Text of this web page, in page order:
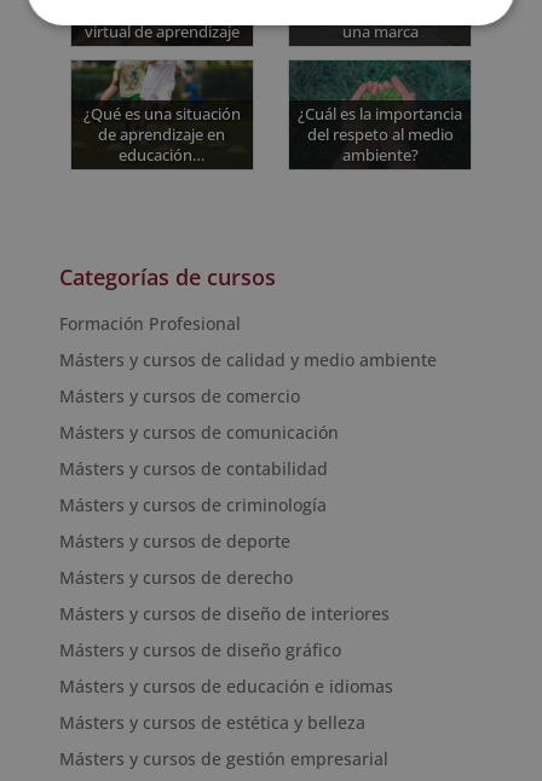
virtual de aprendizaje
una marca
¿Qué es una situación
de aprendizaje en
educación…
¿Cuál es la importancia
del respeto al medio
ambiente?
Categorías de cursos
Formación Profesional
Másters y cursos de calidad y medio ambiente
Másters y cursos de comercio
Másters y cursos de comunicación
Másters y cursos de contabilidad
Másters y cursos de criminología
Másters y cursos de deporte
Másters y cursos de derecho
Másters y cursos de diseño de interiores
Másters y cursos de diseño gráfico
Másters y cursos de educación e idiomas
Másters y cursos de estética y belleza
Másters y cursos de gestión empresarial